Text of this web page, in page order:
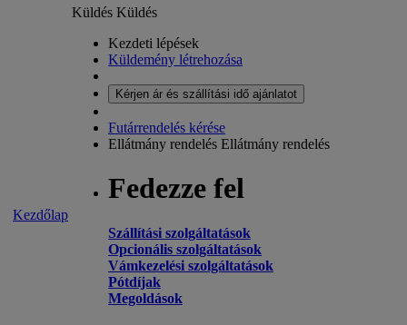
Kezdőlap
Küldés Küldés
Kezdeti lépések
Küldemény létrehozása
Kérjen ár és szállítási idő ajánlatot
Futárrendelés kérése
Ellátmány rendelés Ellátmány rendelés
Fedezze fel
Szállítási szolgáltatások
Opcionális szolgáltatások
Vámkezelési szolgáltatások
Pótdíjak
Megoldások